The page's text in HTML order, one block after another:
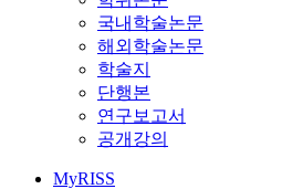
국내학술논문
해외학술논문
학술지
단행본
연구보고서
공개강의
MyRISS